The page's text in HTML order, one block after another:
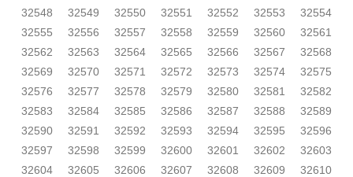
32548
32549 32550 32551 32552 32553
32554
32555
32556 32557 32558 32559 32560
32561
32562
32563 32564 32565 32566 32567
32568
32569
32570 32571 32572 32573 32574
32575
32576
32577 32578 32579 32580 32581
32582
32583
32584 32585 32586 32587 32588
32589
32590
32591 32592 32593 32594 32595
32596
32597
32598 32599 32600 32601 32602
32603
32604
32605 32606 32607 32608 32609
32610